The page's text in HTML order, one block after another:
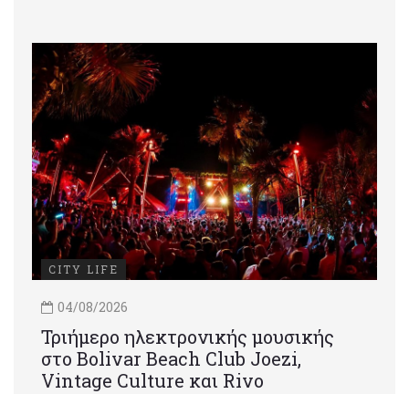
CITY LIFE
04/08/2026
Τριήμερο ηλεκτρονικής μουσικής
στο Bolivar Beach Club Joezi,
Vintage Culture και Rivo